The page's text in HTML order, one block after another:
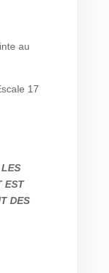
au
17
EST
DES